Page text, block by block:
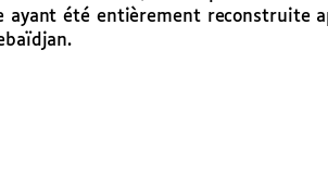
ayant été entièrement reconstruite